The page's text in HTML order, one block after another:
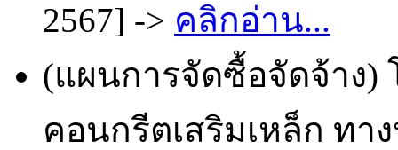
2567] -> คลิกอ่าน...
(แผนการจัดซื้อจัดจ้าง)
คอนกรีตเสริมเหล็ก ทา